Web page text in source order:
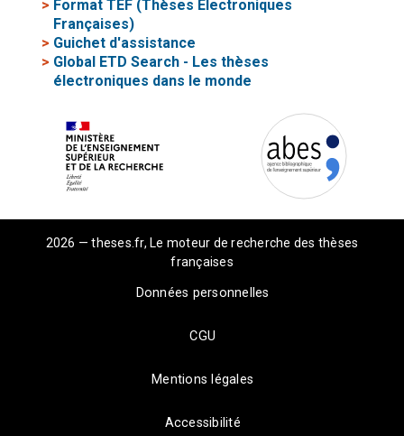
> Format TEF (Thèses Electroniques
Françaises)
> Guichet d'assistance
> Global ETD Search - Les thèses
électroniques dans le monde
2026 — theses.fr, Le moteur de recherche des thèses
françaises
Données personnelles
CGU
Mentions légales
Accessibilité